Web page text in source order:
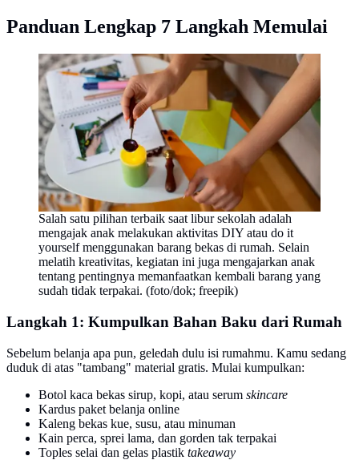
Panduan Lengkap 7 Langkah Memulai
Salah satu pilihan terbaik saat libur sekolah adalah
mengajak anak melakukan aktivitas DIY atau do it
yourself menggunakan barang bekas di rumah. Selain
melatih kreativitas, kegiatan ini juga mengajarkan anak
tentang pentingnya memanfaatkan kembali barang yang
sudah tidak terpakai. (foto/dok; freepik)
Langkah 1: Kumpulkan Bahan Baku dari Rumah
Sebelum belanja apa pun, geledah dulu isi rumahmu. Kamu sedang
duduk di atas "tambang" material gratis. Mulai kumpulkan:
Botol kaca bekas sirup, kopi, atau serum skincare
Kardus paket belanja online
Kaleng bekas kue, susu, atau minuman
Kain perca, sprei lama, dan gorden tak terpakai
Toples selai dan gelas plastik takeaway